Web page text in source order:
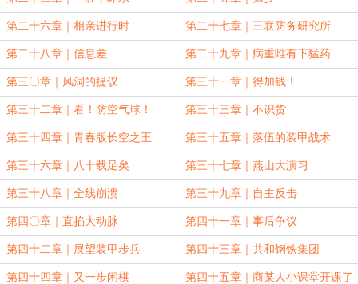
第二十六章｜相亲进行时 第二十七章｜三联防务研究所
第二十八章｜信息差 第二十九章｜病重唯有下猛药
第三〇章｜风洞的提议 第三十一章｜得加钱！
第三十二章｜看！防空气球！ 第三十三章｜不识货
第三十四章｜青春版长空之王 第三十五章｜落伍的装甲战术
第三十六章｜八十载足矣 第三十七章｜燕山大演习
第三十八章｜全线崩溃 第三十九章｜自主反击
第四〇章｜直掐大动脉 第四十一章｜事后争议
第四十二章｜展望装甲步兵 第四十三章｜共和钢铁集团
第四十四章｜又一步闲棋 第四十五章｜商某人小课堂开课了